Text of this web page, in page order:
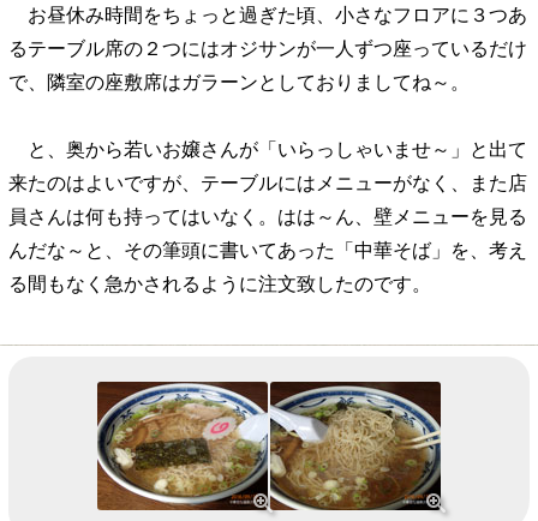
お昼休み時間をちょっと過ぎた頃、小さなフロアに３つあ
るテーブル席の２つにはオジサンが一人ずつ座っているだけ
で、隣室の座敷席はガラーンとしておりましてね～。
と、奥から若いお嬢さんが「いらっしゃいませ～」と出て
来たのはよいですが、テーブルにはメニューがなく、また店
員さんは何も持ってはいなく。はは～ん、壁メニューを見る
んだな～と、その筆頭に書いてあった「中華そば」を、考え
る間もなく急かされるように注文致したのです。